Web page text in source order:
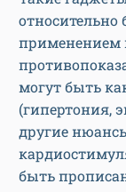
относительно
применением
могут быть
(гипертония,
другие
быть